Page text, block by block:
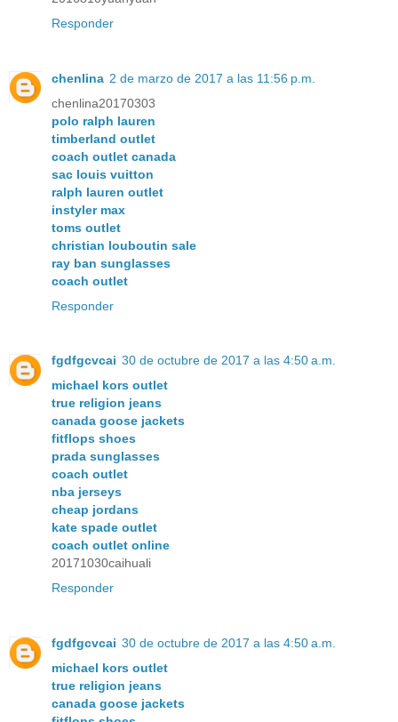
Responder
chenlina 2 de marzo de 2017 a las 11:56 p.m.
chenlina20170303
polo ralph lauren
timberland outlet
coach outlet canada
sac louis vuitton
ralph lauren outlet
instyler max
toms outlet
christian louboutin sale
ray ban sunglasses
coach outlet
Responder
fgdfgcvcai 30 de octubre de 2017 a las 4:50 a.m.
michael kors outlet
true religion jeans
canada goose jackets
fitflops shoes
prada sunglasses
coach outlet
nba jerseys
cheap jordans
kate spade outlet
coach outlet online
20171030caihuali
Responder
fgdfgcvcai 30 de octubre de 2017 a las 4:50 a.m.
michael kors outlet
true religion jeans
canada goose jackets